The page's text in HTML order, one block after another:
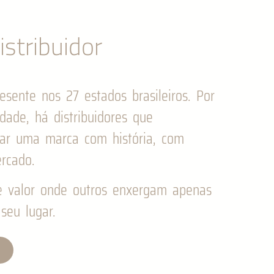
nos 27 estados brasileiros. Por
há distribuidores que
uma marca com história, com
valor onde outros enxergam apenas
lugar.